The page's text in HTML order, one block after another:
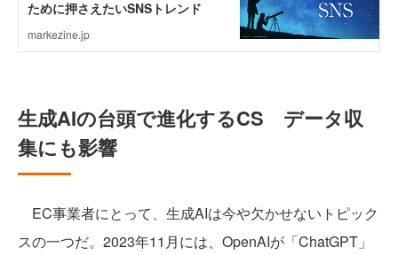
生成AIの台頭で進化するCS データ収
集にも影響
EC事業者にとって、生成AIは今や欠かせないトピック
スの一つだ。2023年11月には、OpenAIが「ChatGPT」